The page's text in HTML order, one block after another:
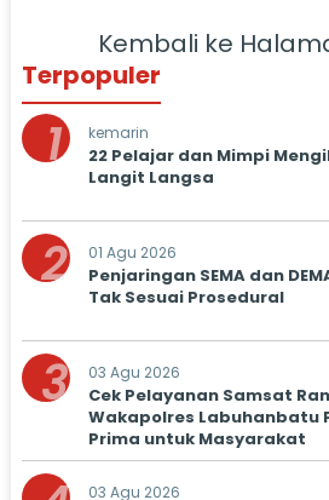
Kembali ke
Terpopuler
1 kemarin
22 Pelajar dan Mimpi
Langit Langsa
2 01 Agu 2026
Penjaringan SEMA dan
Tak Sesuai Prosedural
3 03 Agu 2026
Cek Pelayanan Samsat
Wakapolres Labuhanbatu
Prima untuk Masyarakat
03 Agu 2026